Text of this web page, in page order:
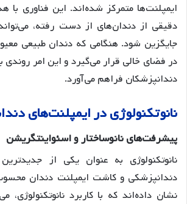
ایمپلنت‌ها متمرکز شده‌اند. این فناوری با
دقیقی از دندان‌های از دست رفته،
جایگزین شود. هنگامی که دندان طبیعی
در فضای خالی قرار می‌گیرد و این امر روندی
دندانپزشکان فراهم می‌آورد.
نانوتکنولوژیدرایمپلنتهای
پیشرفتهاینانوساختارواسئواینتگریشن
نانوتکنولوژی به عنوان یکی از
دندانپزشکی و کاشت ایمپلنت دندان
نشان داده‌اند که با کاربرد نانوتکنولوژی،